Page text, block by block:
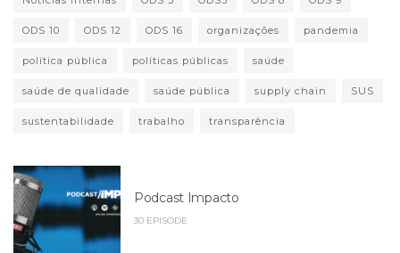
ODS 10 ODS 12 ODS 16 organizações pandemia
política pública políticas públicas saúde
saúde de qualidade saúde pública supply chain SUS
sustentabilidade trabalho transparência
Podcast Impacto
30 EPISODE